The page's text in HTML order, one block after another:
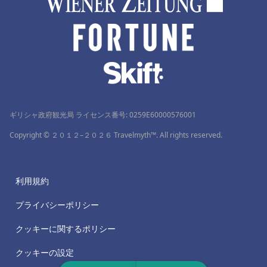
ギリシャ政府観光局 ライセンス番号: 0259Ε60000576001
Copyright © ２０１２–２０２６ Travelmyth™. All rights reserved.
利用規約
プライバシーポリシー
クッキーに関するポリシー
クッキーの設定